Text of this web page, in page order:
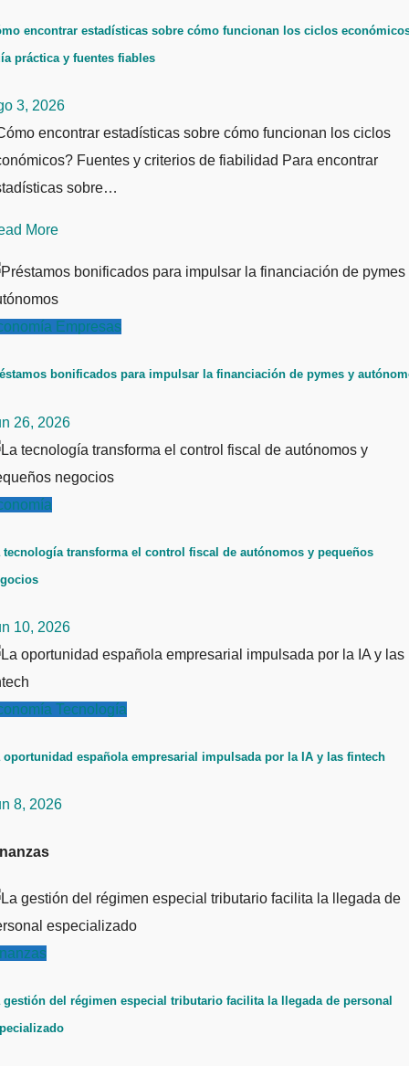
encontrar estadísticas sobre cómo funcionan los ciclos
práctica y fuentes fiables
3, 2026
encontrar estadísticas sobre cómo funcionan los ciclos
Fuentes y criterios de fiabilidad Para encontrar
sobre…
More
Empresas
bonificados para impulsar la financiación de pymes y
26, 2026
tecnología transforma el control fiscal de autónomos y pequeños
10, 2026
Tecnología
oportunidad española empresarial impulsada por la IA y las fintech
8, 2026
gestión del régimen especial tributario facilita la llegada de personal